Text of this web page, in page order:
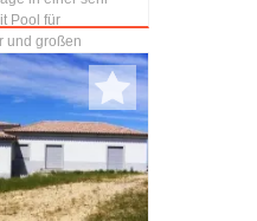
Pool für
und großen
aus Erdgeschoss
Bad, großem